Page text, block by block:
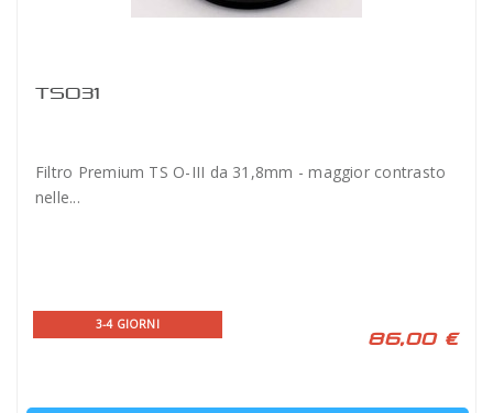
TSO31
Filtro Premium TS O-III da 31,8mm - maggior contrasto
nelle...
3-4 GIORNI
86,00 €